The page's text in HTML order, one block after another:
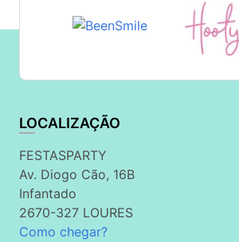
LOCALIZAÇÃO
FESTASPARTY
Av. Diogo Cão, 16B
Infantado
2670-327 LOURES
Como chegar?